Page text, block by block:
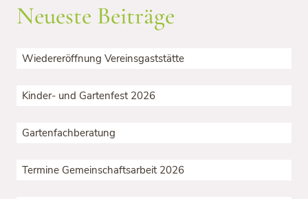
Neueste Beiträge
Wiedereröffnung Vereinsgaststätte
Kinder- und Gartenfest 2026
Gartenfachberatung
Termine Gemeinschaftsarbeit 2026